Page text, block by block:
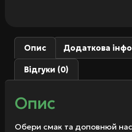
Опис Додаткова
Відгуки (0)
Опис
Обери смак та доповнюй